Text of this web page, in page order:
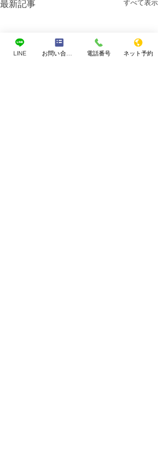
最新記事 すべて表示
LINE お問い合わせフォーム 電話番号 ネット予約